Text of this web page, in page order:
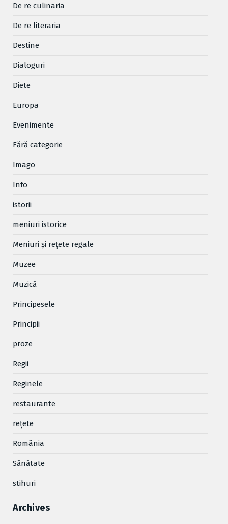
De re culinaria
De re literaria
Destine
Dialoguri
Diete
Europa
Evenimente
Fără categorie
Imago
Info
istorii
meniuri istorice
Meniuri și rețete regale
Muzee
Muzică
Principesele
Principii
proze
Regii
Reginele
restaurante
reţete
România
Sănătate
stihuri
Archives